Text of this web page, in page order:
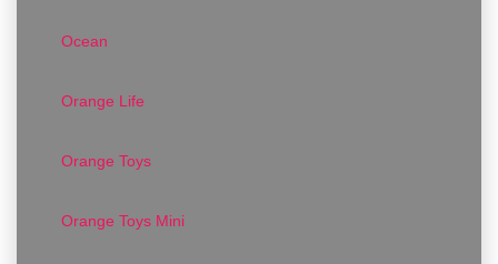
Ocean
Orange Life
Orange Toys
Orange Toys Mini